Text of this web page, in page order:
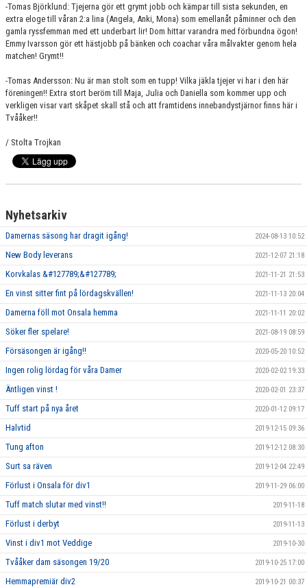
-Tomas Björklund: Tjejerna gör ett grymt jobb och kämpar till sista sekunden, en
extra eloge till våran 2:a lina (Angela, Anki, Mona) som emellanåt påminner och den
gamla ryssfemman med ett underbart lir! Dom hittar varandra med förbundna ögon!
Emmy Ivarsson gör ett hästjobb på bänken och coachar våra målvakter genom hela
matchen! Grymt!!
-Tomas Andersson: Nu är man stolt som en tupp! Vilka jäkla tjejer vi har i den här
föreningen!! Extra stort beröm till Maja, Julia och Daniella som kommer upp och
verkligen visar vart skåpet skall stå och att framtidens innebandystjärnor finns här i
Tvååker!!
/ Stolta Trojkan
Nyhetsarkiv
Damernas säsong har dragit igång! 2024-08-13 10:52
New Body leverans 2021-12-07 21:18
Korvkalas &#127789;&#127789; 2021-11-21 21:53
En vinst sitter fint på lördagskvällen! 2021-11-13 20:04
Damerna föll mot Onsala hemma 2021-11-11 20:02
Söker fler spelare! 2021-08-19 08:59
Försäsongen är igång!! 2020-05-20 10:52
Ingen rolig lördag för våra Damer 2020-02-02 19:33
Äntligen vinst ! 2020-02-01 23:37
Tuff start på nya året 2020-01-12 09:17
Halvtid 2019-12-15 09:36
Tung afton 2019-12-12 08:30
Surt sa räven 2019-12-04 22:49
Förlust i Onsala för div1 2019-11-29 06:00
Tuff match slutar med vinst!! 2019-11-18
Förlust i derbyt 2019-11-13
Vinst i div1 mot Veddige 2019-10-30
Tvååker dam säsongen 19/20 2019-10-25 17:00
Hemmapremiär div2 2019-10-21 00:37